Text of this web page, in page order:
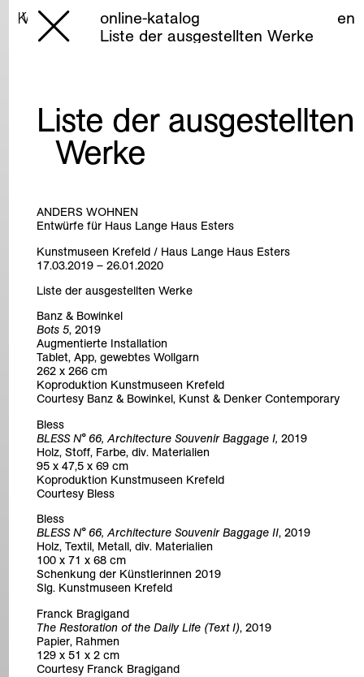
online-katalog en
online-katalog
Liste der ausgestellten Werke
en
Liste der ausgestellten
Werke
ANDERS WOHNEN
Entwürfe für Haus Lange Haus Esters
Kunstmuseen Krefeld / Haus Lange Haus Esters
17.03.2019 – 26.01.2020
Liste der ausgestellten Werke
Banz & Bowinkel
Bots 5, 2019
Augmentierte Installation
Tablet, App, gewebtes Wollgarn
262 x 266 cm
Koproduktion Kunstmuseen Krefeld
Courtesy Banz & Bowinkel, Kunst & Denker Contemporary
Bless
BLESS N° 66, Architecture Souvenir Baggage I, 2019
Holz, Stoff, Farbe, div. Materialien
95 x 47,5 x 69 cm
Koproduktion Kunstmuseen Krefeld
Courtesy Bless
Bless
BLESS N° 66, Architecture Souvenir Baggage II, 2019
Holz, Textil, Metall, div. Materialien
100 x 71 x 68 cm
Schenkung der Künstlerinnen 2019
Slg. Kunstmuseen Krefeld
Franck Bragigand
The Restoration of the Daily Life (Text I), 2019
Papier, Rahmen
129 x 51 x 2 cm
Courtesy Franck Bragigand